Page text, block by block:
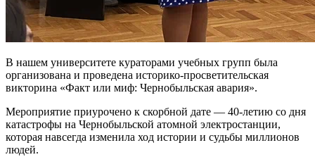
В нашем университете кураторами учебных групп была
организована и проведена историко-просветительская
викторина «Факт или миф: Чернобыльская авария».
Мероприятие приурочено к скорбной дате — 40-летию со дня
катастрофы на Чернобыльской атомной электростанции,
которая навсегда изменила ход истории и судьбы миллионов
людей.